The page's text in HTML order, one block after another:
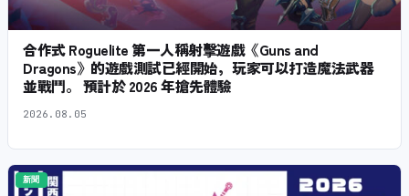
合作式 Roguelite 第一人稱射擊遊戲《Guns and
Dragons》的遊戲測試已經開始，玩家可以打造魔法武器
並戰鬥。 預計於 2026 年搶先體驗
2026.08.05
新聞